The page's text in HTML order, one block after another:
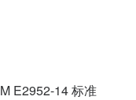
E2952-14 标准